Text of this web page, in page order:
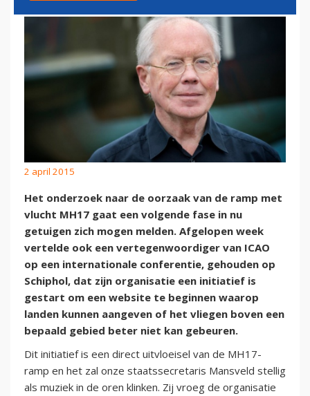
2 april 2015
Het onderzoek naar de oorzaak van de ramp met
vlucht MH17 gaat een volgende fase in nu
getuigen zich mogen melden. Afgelopen week
vertelde ook een vertegenwoordiger van ICAO
op een internationale conferentie, gehouden op
Schiphol, dat zijn organisatie een initiatief is
gestart om een website te beginnen waarop
landen kunnen aangeven of het vliegen boven een
bepaald gebied beter niet kan gebeuren.
Dit initiatief is een direct uitvloeisel van de MH17-
ramp en het zal onze staatssecretaris Mansveld stellig
als muziek in de oren klinken. Zij vroeg de organisatie